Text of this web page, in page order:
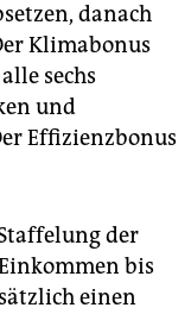
danach
Klimabonus
sechs
und
Effizienzbonus
der
bis
einen